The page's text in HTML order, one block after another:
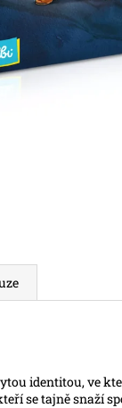
identitou, ve
se tajně snaží